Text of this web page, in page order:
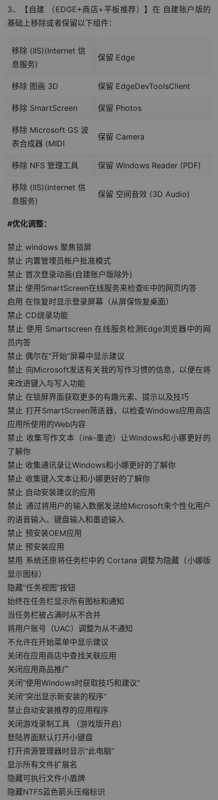
3、【自建 （EDGE+商店+平板推荐）】在 自建账户版的
基础上移除或者保留以下组件：
移除 (IIS)(Internet 信
息服务)
保留 Edge
移除 图画 3D 保留 EdgeDevToolsClient
移除 SmartScreen 保留 Photos
移除 Microsoft GS 波
表合成器 (MIDI
保留 Camera
移除 NFS 管理工具 保留 Windows Reader (PDF)
移除 (IIS)(Internet 信
息服务)
保留 空间音效 (3D Audio)
#优化调整：
禁止 windows 聚焦锁屏
禁止 内置管埋员帐户批准模式
禁止 首次登录动画(自建账户版除外)
禁止 使用SmartScreen在线服务来检查IE中的网页内答
启用 在恢复时显示登录屏幕（从屏保恢复桌面）
禁止 CD烧录功能
禁止 使用 Smartscreen 在线服务检测Edge浏览器中的网
员内答
禁止 偶尔在“开始”屏幕中显示建议
禁止 向Microsoft发送有关我的写作习惯的信息，以便在将
来改进键入与写入功能
禁止 在锁屏界面获取更多的有趣元素、提示以及技巧
禁止 打开SmartScreen筛迭器，以检查Windows应用商店
应用所使用的Web内容
禁止 收集写作文本（ink-墨迹）让Windows和小娜更好的
了解你
禁止 收集通讯录让Windows和小娜更好的了解你
禁止 收集键入文本让和小娜更好的了解你
禁止 自动安装建议的应用
禁止 通过将用户的输入数据发送给Microsoft来个性化用户
的语音输入、键盘输入和墨迹输入
禁止 预安装OEM应用
禁止 预安装应用
禁用 系统还原将任务栏中的 Cortana 调整为隐藏（小娜版
显示图标）
隐藏“任务视图”按钮
始终在任务栏显示所有图标和通知
当任务栏被占满时从不合并
将用户账号（UAC）调整为从不通知
不允许在开始菜单中显示建议
关闭在应用商店中查找关联应用
关闭应用商品推广
关闭“使用Windows时获取技巧和建议”
关闭“突出显示新安装的程序”
禁止自动安装推荐的应用程序
关闭游戏录制工具 （游戏版开启）
登陆界面默认打开小键盘
打开资源管理器时显示“此电脑”
显示所有文件扩展名
隐藏可执行文件小盾牌
隐藏NTFS蓝色箭头压缩标识